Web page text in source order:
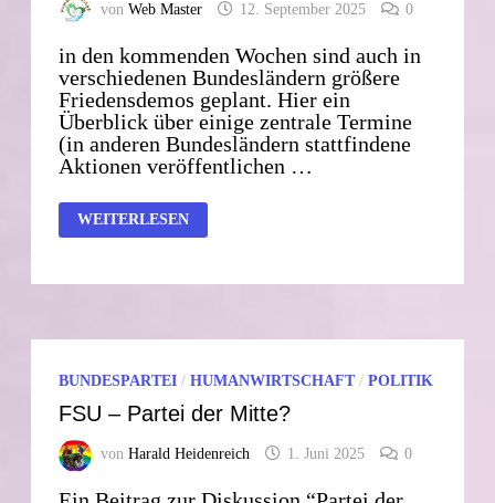
vonWeb Master 12. September 2025 0
in den kommenden Wochen sind auch in
verschiedenen Bundesländern größere
Friedensdemos geplant. Hier ein
Überblick über einige zentrale Termine
(in anderen Bundesländern stattfindene
Aktionen veröffentlichen …
DEMOS
UND
WEITERLESEN
BUNDESPARTEI /HUMANWIRTSCHAFT/POLITIK
FSU – Partei der Mitte?
vonHarald Heidenreich 1. Juni 2025 0